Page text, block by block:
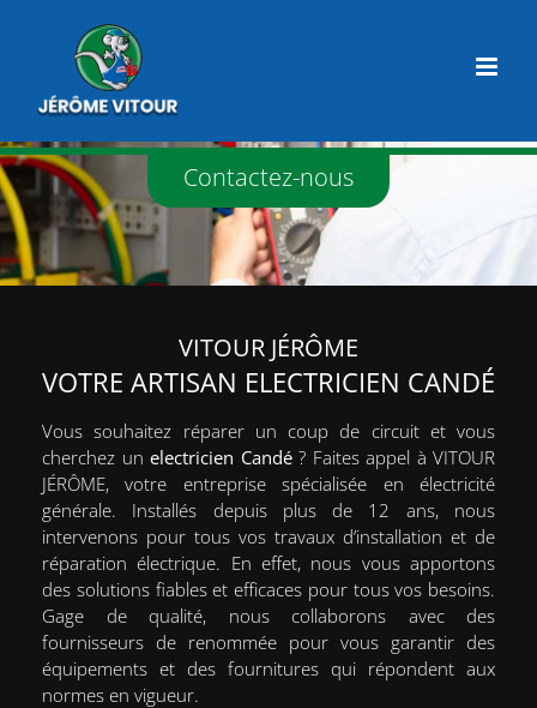
Contactez-nous
Une Question ?
Contactez-nous.
06 23 60 15 76
02 41 61 39 96
49520 Ombrée d’Anjou, France
FORMULAIRE DE CONTACT
Horaires d’ouverture
du Lundi au Vendredi :
08h00 - 19h00
Samedi - Dimanche : Fermé
VITOUR JÉRÔME
VOTRE ARTISAN ELECTRICIEN CANDÉ
Vous souhaitez réparer un coup de circuit et vous
cherchez un electricien Candé? Faites appel à VITOUR
JÉRÔME, votre entreprise spécialisée en électricité
générale. Installés depuis plus de 12 ans, nous
intervenons pour tous vos travaux d’installation et de
réparation électrique. En effet, nous vous apportons
des solutions fiables et efficaces pour tous vos besoins.
Gage de qualité, nous collaborons avec des
fournisseurs de renommée pour vous garantir des
équipements et des fournitures qui répondent aux
normes en vigueur.